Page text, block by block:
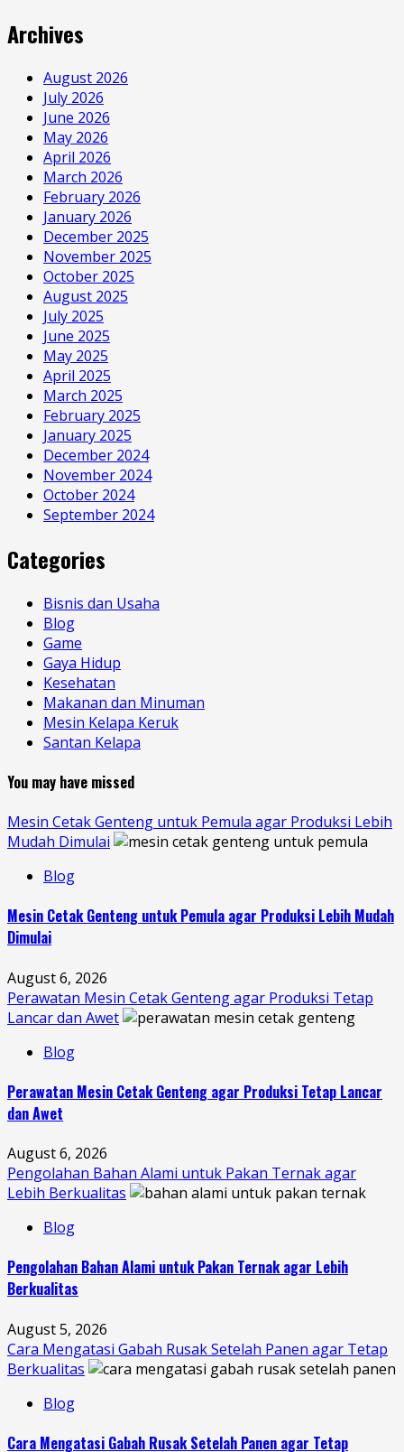
Archives
August 2026
July 2026
June 2026
May 2026
April 2026
March 2026
February 2026
January 2026
December 2025
November 2025
October 2025
August 2025
July 2025
June 2025
May 2025
April 2025
March 2025
February 2025
January 2025
December 2024
November 2024
October 2024
September 2024
Categories
Bisnis dan Usaha
Blog
Game
Gaya Hidup
Kesehatan
Makanan dan Minuman
Mesin Kelapa Keruk
Santan Kelapa
You may have missed
Mesin Cetak Genteng untuk Pemula agar Produksi Lebih
Mudah Dimulai
Blog
Mesin Cetak Genteng untuk Pemula agar Produksi Lebih Mudah
Dimulai
August 6, 2026
Perawatan Mesin Cetak Genteng agar Produksi Tetap
Lancar dan Awet
Blog
Perawatan Mesin Cetak Genteng agar Produksi Tetap Lancar
dan Awet
August 6, 2026
Pengolahan Bahan Alami untuk Pakan Ternak agar
Lebih Berkualitas
Blog
Pengolahan Bahan Alami untuk Pakan Ternak agar Lebih
Berkualitas
August 5, 2026
Cara Mengatasi Gabah Rusak Setelah Panen agar Tetap
Berkualitas
Blog
Cara Mengatasi Gabah Rusak Setelah Panen agar Tetap